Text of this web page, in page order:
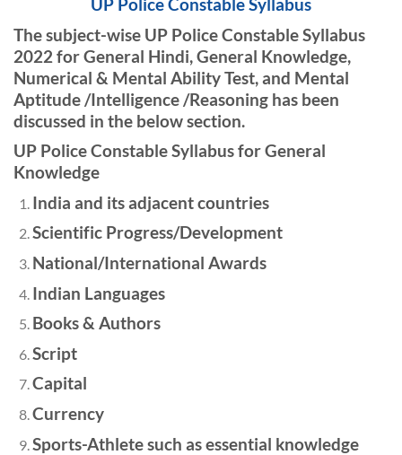
The subject-wise UP Police Constable Syllabus
2022 for General Hindi, General Knowledge,
Numerical & Mental Ability Test, and Mental
Aptitude /Intelligence /Reasoning has been
discussed in the below section.
UP Police Constable Syllabus for General
Knowledge
India and its adjacent countries
Scientific Progress/Development
National/International Awards
Indian Languages
Books & Authors
Script
Capital
Currency
Sports-Athlete such as essential knowledge